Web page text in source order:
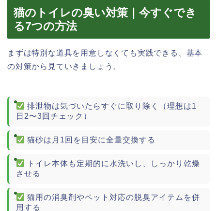
猫のトイレの臭い対策｜今すぐでき
る7つの方法
まずは特別な道具を用意しなくても実践できる、基本
の対策から見ていきましょう。
排泄物は気づいたらすぐに取り除く（理想は1
日2〜3回チェック）
猫砂は月1回を目安に全量交換する
トイレ本体も定期的に水洗いし、しっかり乾燥
させる
猫用の消臭剤やペット対応の脱臭アイテムを併
用する